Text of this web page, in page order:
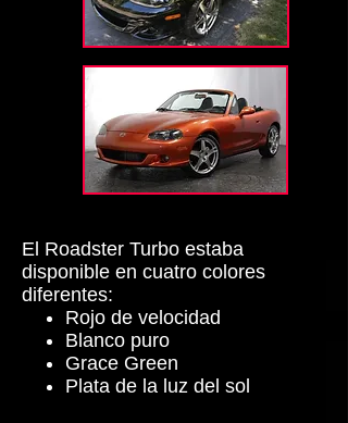
El Roadster Turbo estaba
disponible en cuatro colores
diferentes:
Rojo de velocidad
Blanco puro
Grace Green
Plata de la luz del sol